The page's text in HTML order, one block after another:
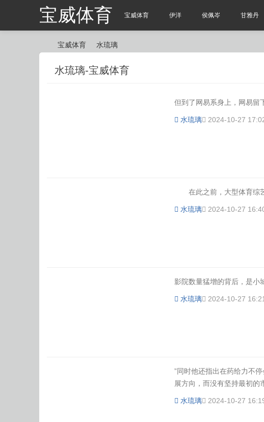
宝威体育 宝威体育 伊洋 侯佩岑 甘雅丹
宝威体育 水琉璃
水琉璃-宝威体育
但到了网易系身上，网易留
水琉璃 2024-10-27
在此之前，大型体育综艺
水琉璃 2024-10-27
影院数量猛增的背后，是小
水琉璃 2024-10-27 16:21
”同时他还指出在药给力不
展方向，而没有坚持最初的
水琉璃 2024-10-27